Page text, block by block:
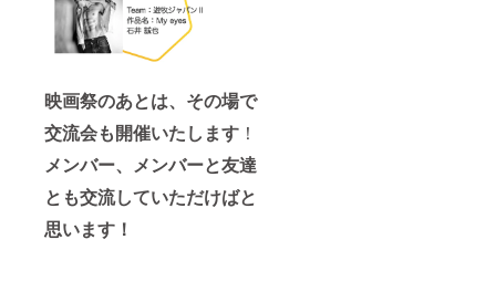
映画祭のあとは、その場で
交流会も開催いたします ！
メンバー、メンバーと友達
とも交流していただけばと
思います！